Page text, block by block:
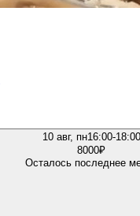
10 авг, пн16:00-18:00
8000₽
Осталось последнее